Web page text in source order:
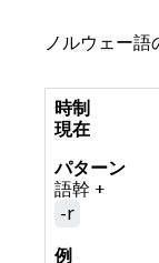
ノルウェー語
現在
語幹 +
-r